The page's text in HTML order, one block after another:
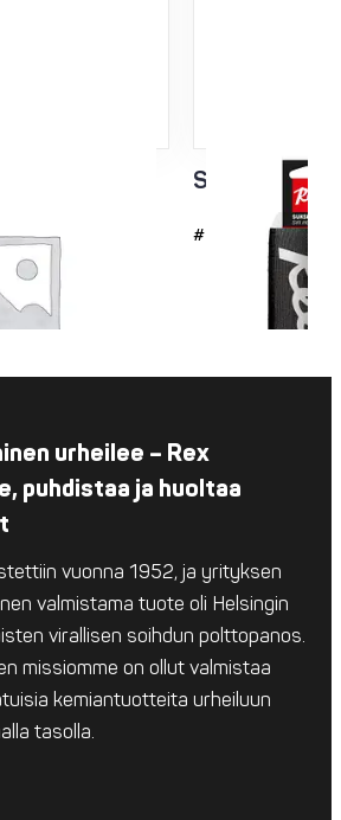
aiheita Rex-
Suksipidike
#743-1
urheilee – Rex
puhdistaa ja huoltaa
vuonna 1952, ja yrityksen
valmistama tuote oli Helsingin
virallisen soihdun polttopanos.
missiomme on ollut valmistaa
kemiantuotteita urheiluun
tasolla.